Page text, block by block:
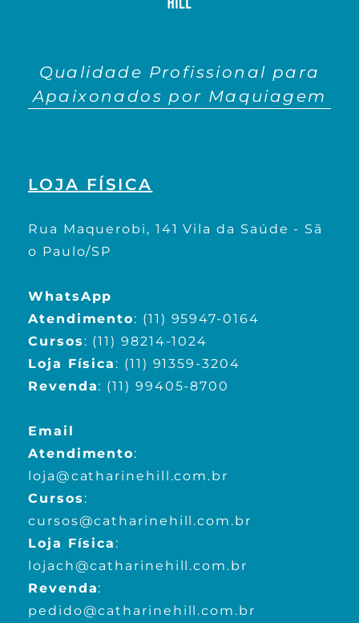
Qualidade Profissional para
Apaixonados por Maquiagem
LOJA FÍSICA
Rua Maquerobi, 141 Vila da Saúde - Sã
o Paulo/SP
WhatsApp
Atendimento: (11) 95947-0164
Cursos : (11) 98214-1024
Loja Física : (11) 91359-3204
Revenda: (11) 99405-8700
Email
Atendimento:
loja@catharinehill.com.br
Cursos :
cursos@catharinehill.com.br
Loja Física :
lojach@catharinehill.com.br
Revenda:
pedido@catharinehill.com.br